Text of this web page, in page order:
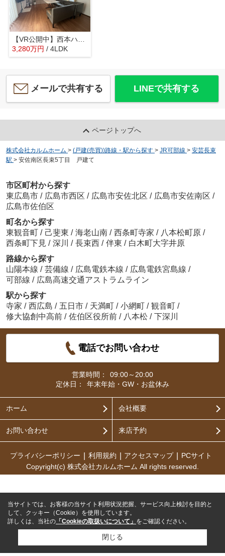
【VR公開中】西本ハウス施工の築浅注文住宅｜伴駅徒歩4分｜伴東1丁目4LDK
3,280万円 / 4LDK
メールで共有する LINEで共有する
ページトップへ
株式会社カルムホーム > (戸建(売買))路線・駅から探す > JR可部線 > 安芸長束
駅 > 安佐南区長束5丁目 戸建て
市区町村から探す
東広島市 / 広島市西区 / 広島市安佐北区 / 広島市安佐南区 /
広島市佐伯区
町名から探す
東観音町 / 己斐東 / 海老山南 / 西条町寺家 / 八本松町原 /
西条町下見 / 深川 / 長束西 / 伴東 / 白木町大字井原
路線から探す
山陽本線 / 芸備線 / 広島電鉄本線 / 広島電鉄宮島線 /
可部線 / 広島高速交通アストラムライン
駅から探す
寺家 / 西広島 / 五日市 / 天満町 / 小網町 / 観音町 /
修大協創中高前 / 佐伯区役所前 / 八本松 / 下深川
電話でお問い合わせ
営業時間：
09:00～20:00
定休日：
年末年始・GW・お盆休み
ホーム 会社概要
お問い合わせ 来店予約
プライバシーポリシー 利用規約 アクセスマップ
PCサイト
Copyright(c) 株式会社カルムホーム All rights reserved.
当サイトでは、お客様の当サイト利用状況把握、サービス向上検討を目的と
して、クッキー（Cookie）を使用しています。
詳しくは、当社の 「Cookieの取扱いについて」 をご確認ください。
閉じる